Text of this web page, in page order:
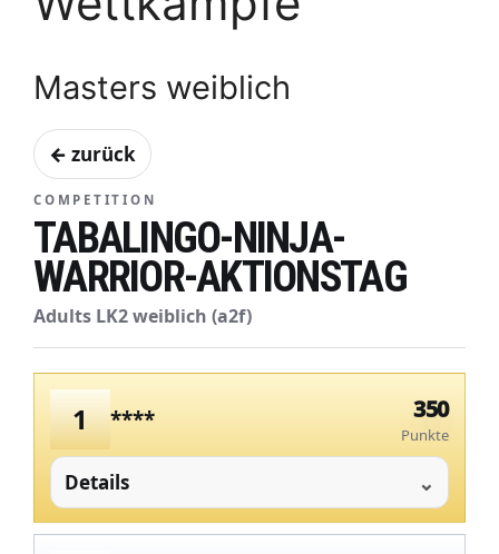
Masters weiblich
← zurück
COMPETITION
TABALINGO-NINJA-
WARRIOR-AKTIONSTAG
Adults LK2 weiblich (a2f)
1 **** 350
Punkte
Details